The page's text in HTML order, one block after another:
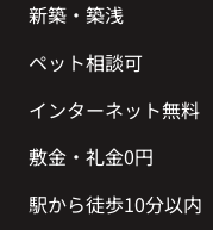
新築・築浅
ペット相談可
インターネット無料
敷金・礼金0円
駅から徒歩10分以内